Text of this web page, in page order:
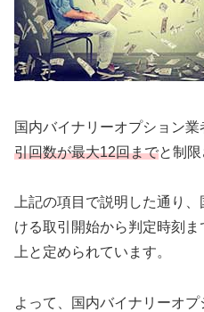
国内バイナリーオプション業
引回数が最大12回までと制
上記の項目で説明した通り
ける取引開始から判定時刻
上と定められています。
よって、国内バイナリーオ